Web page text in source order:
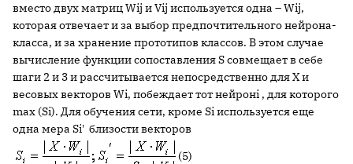
вместо двух матриц Wij и Vij используется одна – Wij,
которая отвечает и за выбор предпочтительного нейрона-
класса, и за хранение прототипов классов. В этом случае
вычисление функции сопоставления S совмещает в себе
шаги 2 и 3 и рассчитывается непосредственно для X и
весовых векторов Wi, побеждает тот нейронi , для которого
max (Si). Для обучения сети, кроме Si используется еще
одна мера Si' близости векторов
(5)